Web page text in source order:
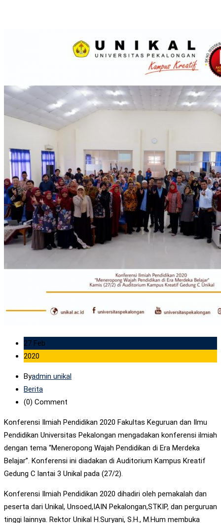
27 Feb
2020
Byadmin unikal
Berita
(0) Comment
Konferensi Ilmiah Pendidikan 2020 Fakultas Keguruan dan Ilmu
Pendidikan Universitas Pekalongan mengadakan konferensi ilmiah
dengan tema “Meneropong Wajah Pendidikan di Era Merdeka
Belajar”. Konferensi ini diadakan di Auditorium Kampus Kreatif
Gedung C lantai 3 Unikal pada (27/2).
Konferensi Ilmiah Pendidikan 2020 dihadiri oleh pemakalah dan
peserta dari Unikal, Unsoed,IAIN Pekalongan,STKIP, dan perguruan
tinggi lainnya. Rektor Unikal H.Suryani, S.H., M.Hum membuka